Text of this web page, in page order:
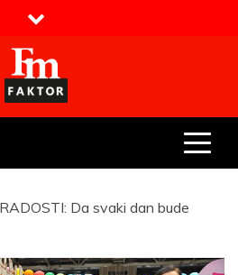
Da svaki dan bude